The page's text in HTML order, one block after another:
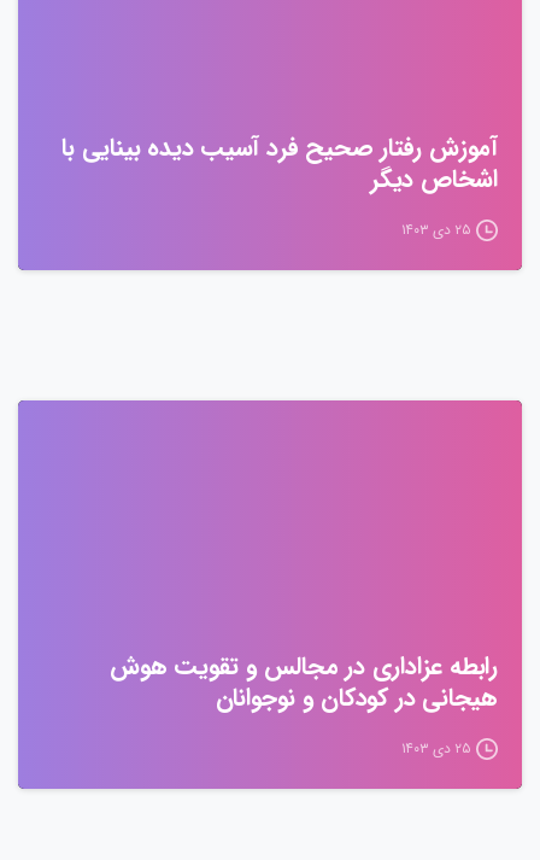
آموزش رفتار صحیح فرد آسیب دیده بینایی با
اشخاص دیگر
۲۵ دی ۱۴۰۳
رابطه عزاداری در مجالس و تقویت هوش
هیجانی در کودکان و نوجوانان
۲۵ دی ۱۴۰۳